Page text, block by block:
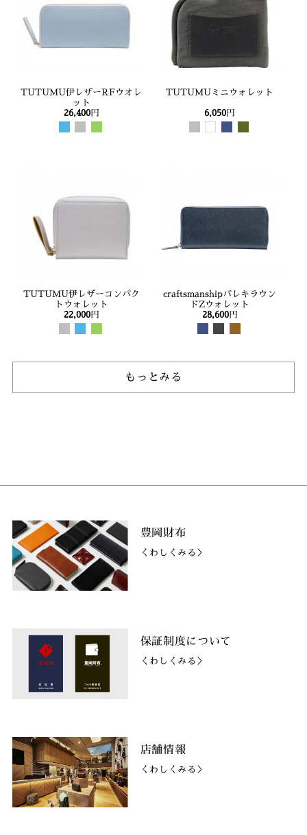
TUTUMU伊レザーRFウオレ
ット
26,400円
TUTUMUミニウォレット
6,050 円
TUTUMU伊レザーコンパク
トウォレット
22,000円
craftsmanshipバレキラウン
ドZウォレット
28,600円
もっとみる
豊岡財布
くわしくみる＞
保証制度について
くわしくみる＞
店舗情報
くわしくみる＞